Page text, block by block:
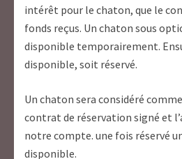
intérêt pour le chaton, que le
fonds reçus. Un chaton sous
disponible temporairement.
disponible, soit réservé.
Un chaton sera considéré
contrat de réservation signé et
notre compte. une fois réservé
disponible.